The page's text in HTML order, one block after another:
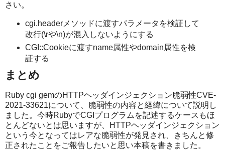
さい。
cgi.headerメソッドに渡すパラメータを検証して
改行(\rや\n)が混入しないようにする
CGI::Cookieに渡すname属性やdomain属性を検
証する
まとめ
Ruby cgi gemのHTTPヘッダインジェクション脆弱性CVE-
2021-33621について、脆弱性の内容と経緯について説明し
ました。今時RubyでCGIプログラムを記述するケースもほ
とんどないとは思いますが、HTTPヘッダインジェクション
という今となってはレアな脆弱性が発見され、きちんと修
正されたことをご報告したいと思い本稿を書きました。